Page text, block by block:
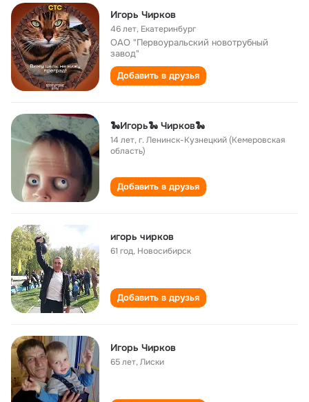
Игорь Чирков
46 лет, Екатеринбург
ОАО "Первоуральский новотрубный
завод"
Добавить в друзья
🐍Игорь🐍 Чирков🐍
14 лет,г. Ленинск-Кузнецкий (Кемеровская
область)
Добавить в друзья
игорь чирков
61 год, Новосибирск
Добавить в друзья
Игорь Чирков
65 лет,Лиски